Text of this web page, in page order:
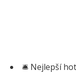
🛎️ Nejlepší